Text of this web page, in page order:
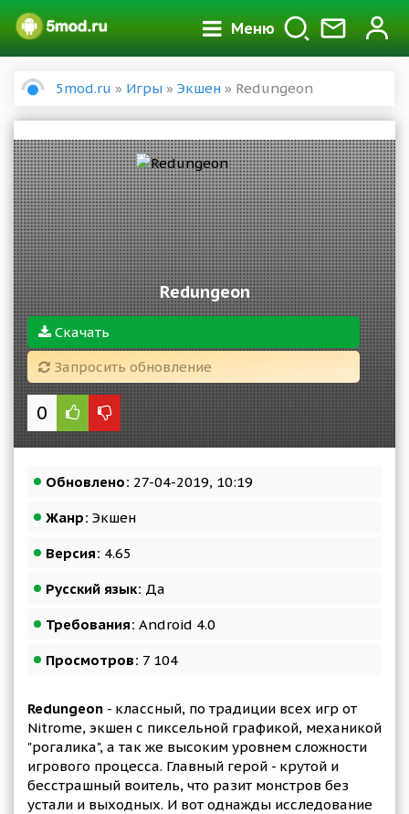
Меню
5mod.ru » Игры » Экшен » Redungeon
Redungeon
Скачать
Запросить обновление
0
Обновлено: 27-04-2019, 10:19
Жанр: Экшен
Версия: 4.65
Русский язык: Да
Требования: Android 4.0
Просмотров: 7 104
Redungeon - классный, по традиции всех игр от
Nitrome, экшен с пиксельной графикой, механикой
"рогалика", а так же высоким уровнем сложности
игрового процесса. Главный герой - крутой и
бесстрашный воитель, что разит монстров без
устали и выходных. И вот однажды исследование